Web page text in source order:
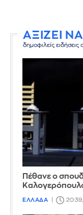
ΑΞΙΖΕΙ
δημοφιλείς ειδήσεις
Πέθανε ο
ΕΛΛΑΔΑ